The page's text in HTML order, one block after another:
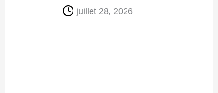
juillet 28, 2026